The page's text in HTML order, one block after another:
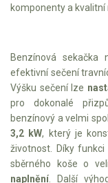
Štěpkovače a
Elektrické
Elektrické
komponenty a kvalitní
Benzínová
efektivní sečení
Výšku sečení lze
pro dokonalé
benzínový a velmi
3,2 kW, který je
životnost. Díky
sběrného koše o
naplnění . Další